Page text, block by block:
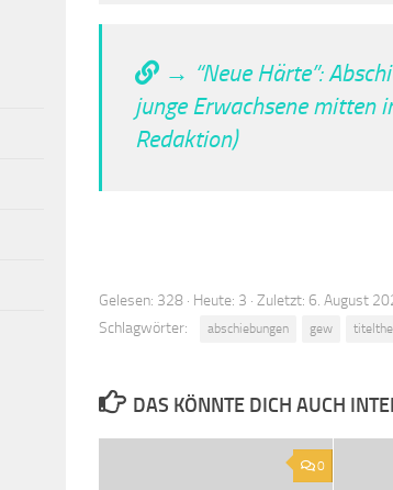
→ “Neue Härte”:
junge Erwachsene mitten
Redaktion)
Gelesen: 328 · Heute: 3 · Zuletzt: 6. August
Schlagwörter:
abschiebungen gew
DAS KÖNNTE DICH AUCH
0